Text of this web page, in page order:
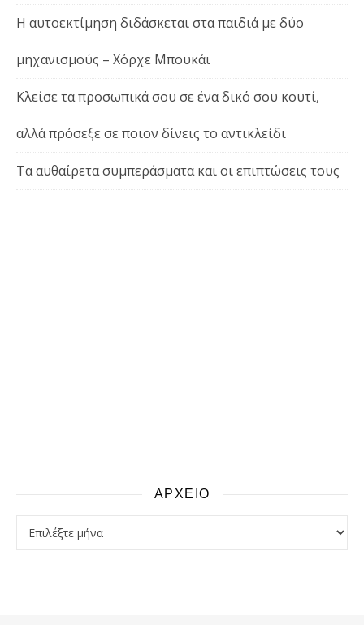
Η αυτοεκτίμηση διδάσκεται στα παιδιά με δύο
μηχανισμούς – Χόρχε Μπουκάι
Κλείσε τα προσωπικά σου σε ένα δικό σου κουτί,
αλλά πρόσεξε σε ποιον δίνεις το αντικλείδι
Τα αυθαίρετα συμπεράσματα και οι επιπτώσεις τους
ΑΡΧΕΙΟ